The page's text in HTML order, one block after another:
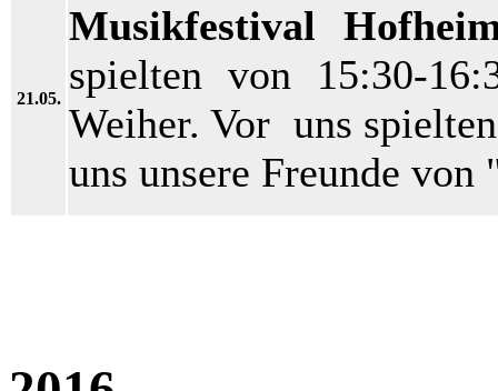
21.05.
Musikfestival
spielten von 15:30-
Weiher. Vor uns
uns unsere Freunde von